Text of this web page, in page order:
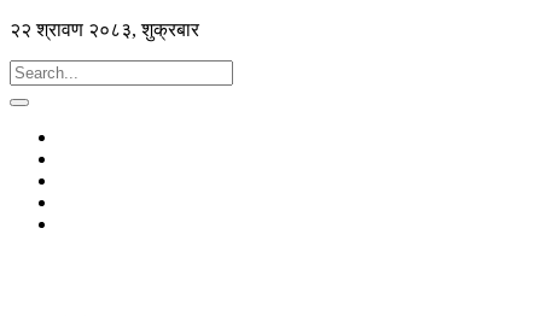
२२ श्रावण २०८३, शुक्रबार